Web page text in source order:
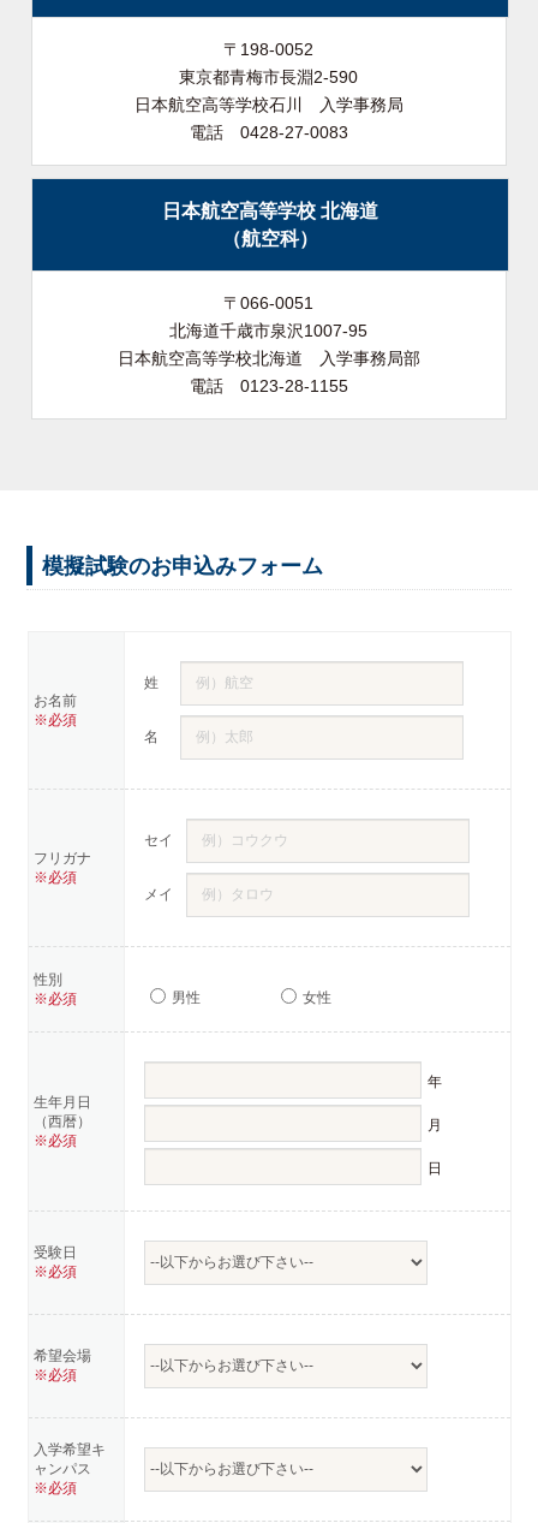
〒198-0052
東京都青梅市長淵2-590
日本航空高等学校石川 入学事務局
電話 0428-27-0083
日本航空高等学校 北海道
（航空科）
〒066-0051
北海道千歳市泉沢1007-95
日本航空高等学校北海道 入学事務局部
電話 0123-28-1155
模擬試験のお申込みフォーム
お名前
※必須
姓
名
フリガナ
※必須
セイ
メイ
性別
※必須
男性 女性
生年月日
（西暦）
※必須
年
月
日
受験日
※必須
希望会場
※必須
入学希望キ
ャンパス
※必須